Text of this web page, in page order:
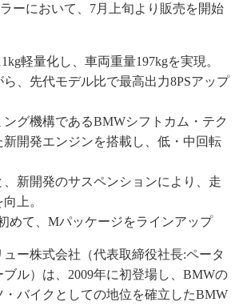
ーにおいて、7月上旬より販売を開始
軽量化し、車両重量197kgを実現。
ら、先代モデル比で最高出力8PSアップ
ング機構であるBMWシフトカム・テク
新開発エンジンを搭載し、低・中回転
、新開発のサスペンションにより、走
上。
めて、Mパッケージをラインアップ
ュー株式会社（代表取締役社長:ペータ
ル）は、2009年に初登場し、BMWの
・バイクとしての地位を確立したBMW